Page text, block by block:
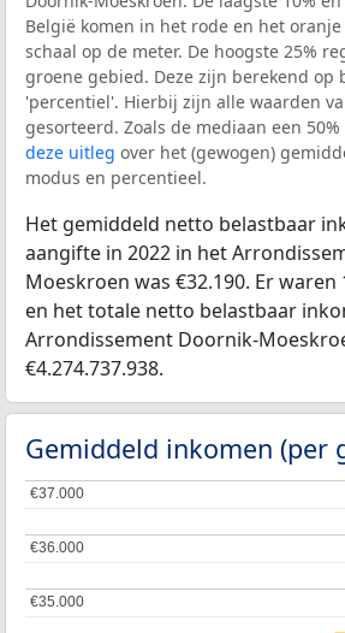
België komen in het rode en het
schaal op de meter. De hoogste 25%
groene gebied. Deze zijn berekend op
'percentiel'. Hierbij zijn alle waarden
gesorteerd. Zoals de mediaan een
deze uitleg over het (gewogen)
modus en percentieel.
Het gemiddeld netto belastbaar
aangifte in 2022 in het
Moeskroen was €32.190. Er waren
en het totale netto belastbaar
Arrondissement Doornik-
€4.274.737.938.
Gemiddeld inkomen (per
€35.000
€35.000
€36.000
€36.000
€37.000
€37.000